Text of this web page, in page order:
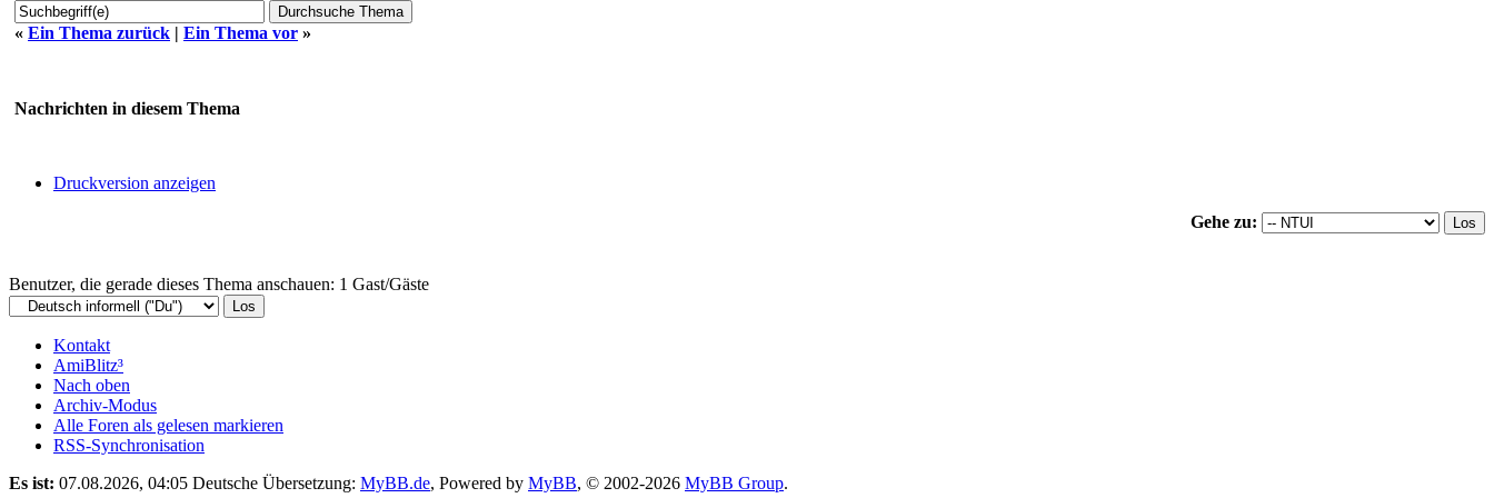
« Ein Thema zurück | Ein Thema vor »
Nachrichten in diesem Thema
Druckversion anzeigen
Gehe zu:
Benutzer, die gerade dieses Thema anschauen: 1 Gast/Gäste
Kontakt
AmiBlitz³
Nach oben
Archiv-Modus
Alle Foren als gelesen markieren
RSS-Synchronisation
Es ist: 07.08.2026, 04:05 Deutsche Übersetzung: MyBB.de, Powered by MyBB, © 2002-2026 MyBB Group.